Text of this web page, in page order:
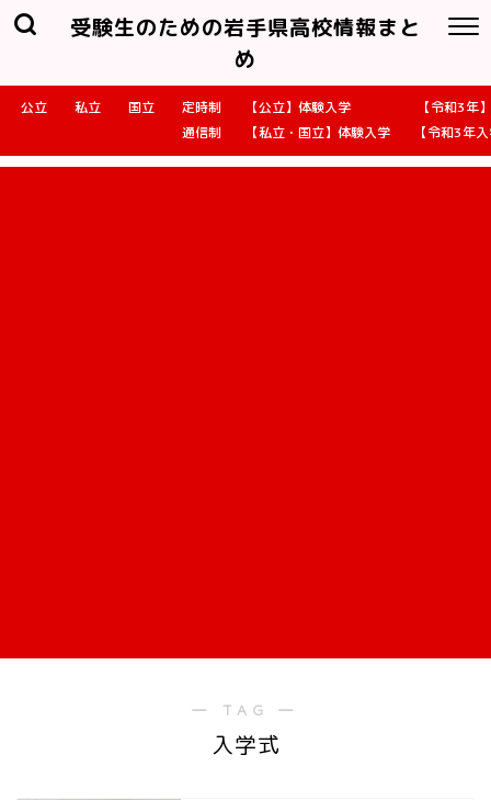
受験生のための岩手県高校情報まと
め
公立 私立 国立
定時制
通信制
【公立】体験入学
【私立・国立】体験入学
【令和3年
【令和3年
― TAG ―
入学式